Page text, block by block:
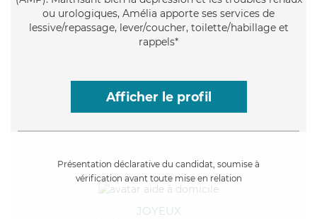
ou urologiques, Amélia apporte ses services de
lessive/repassage, lever/coucher, toilette/habillage et
rappels*
Afficher le profil
Présentation déclarative du candidat, soumise à
vérification avant toute mise en relation
JOYEUX